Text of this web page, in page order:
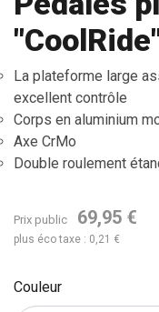
La plateforme large
excellent contrôle
Corps en aluminium
Axe CrMo
Double roulement
Prix public 69,95 €
plus éco taxe : 0,21 €
Couleur